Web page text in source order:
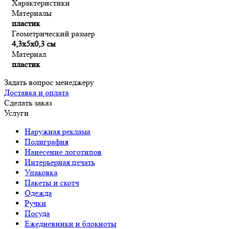
Характеристики
Материалы
пластик
Геометрический размер
4,3х5х0,3 см
Материал
пластик
Задать вопрос менеджеру
Доставка и оплата
Сделать заказ
Услуги
Наружная реклама
Полиграфия
Нанесение логотипов
Интерьерная печать
Упаковка
Пакеты и скотч
Одежда
Ручки
Посуда
Ежедневники и блокноты